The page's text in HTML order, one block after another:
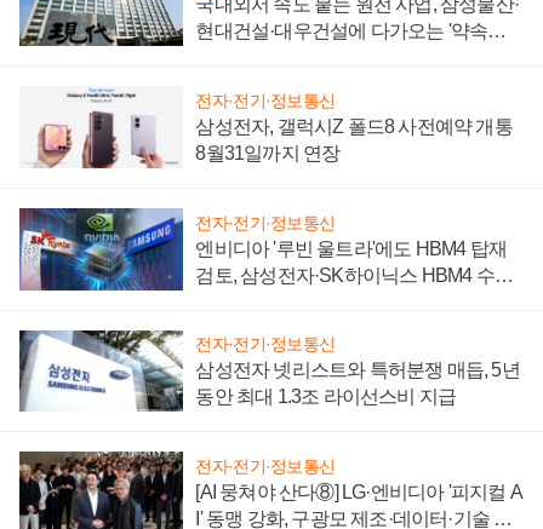
국내외서 속도 붙는 원전 사업, 삼성물산·
현대건설·대우건설에 다가오는 '약속의
전자·전기·정보통신
삼성전자, 갤럭시Z 폴드8 사전예약 개통
8월31일까지 연장
전자·전기·정보통신
엔비디아 '루빈 울트라'에도 HBM4 탑재
검토, 삼성전자·SK하이닉스 HBM4 수율
전자·전기·정보통신
삼성전자 넷리스트와 특허분쟁 매듭, 5년
동안 최대 1.3조 라이선스비 지급
전자·전기·정보통신
[AI 뭉쳐야 산다⑧] LG·엔비디아 '피지컬 A
I' 동맹 강화, 구광모 제조·데이터·기술 결